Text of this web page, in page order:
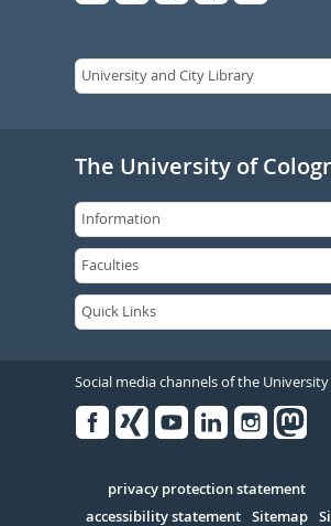
The University of
Social media channels of the
Serivce
privacy protection statement
accessibility statement Sitemap